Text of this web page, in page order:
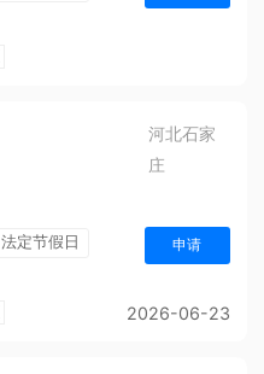
河北石家
庄
法定节假日
申请
2026-06-23